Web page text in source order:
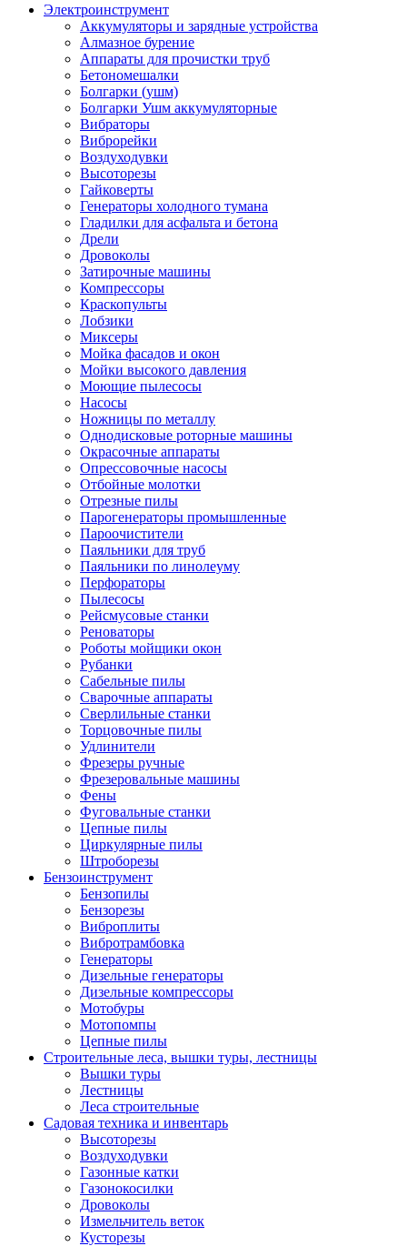
Электроинструмент
Аккумуляторы и зарядные устройства
Алмазное бурение
Аппараты для прочистки труб
Бетономешалки
Болгарки (ушм)
Болгарки Ушм аккумуляторные
Вибраторы
Виброрейки
Воздуходувки
Высоторезы
Гайковерты
Генераторы холодного тумана
Гладилки для асфальта и бетона
Дрели
Дровоколы
Затирочные машины
Компрессоры
Краскопульты
Лобзики
Миксеры
Мойка фасадов и окон
Мойки высокого давления
Моющие пылесосы
Насосы
Ножницы по металлу
Однодисковые роторные машины
Окрасочные аппараты
Опрессовочные насосы
Отбойные молотки
Отрезные пилы
Парогенераторы промышленные
Пароочистители
Паяльники для труб
Паяльники по линолеуму
Перфораторы
Пылесосы
Рейсмусовые станки
Реноваторы
Роботы мойщики окон
Рубанки
Сабельные пилы
Сварочные аппараты
Сверлильные станки
Торцовочные пилы
Удлинители
Фрезеры ручные
Фрезеровальные машины
Фены
Фуговальные станки
Цепные пилы
Циркулярные пилы
Штроборезы
Бензоинструмент
Бензопилы
Бензорезы
Виброплиты
Вибротрамбовка
Генераторы
Дизельные генераторы
Дизельные компрессоры
Мотобуры
Мотопомпы
Цепные пилы
Строительные леса, вышки туры, лестницы
Вышки туры
Лестницы
Леса строительные
Садовая техника и инвентарь
Высоторезы
Воздуходувки
Газонные катки
Газонокосилки
Дровоколы
Измельчитель веток
Кусторезы